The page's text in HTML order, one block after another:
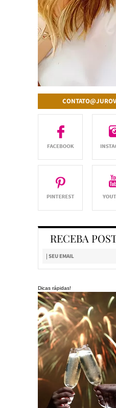
RECEBA
Dicas rápidas!